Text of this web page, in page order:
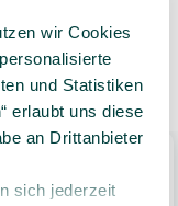
wir Cookies
und Statistiken
erlaubt uns diese
an Drittanbieter
sich jederzeit